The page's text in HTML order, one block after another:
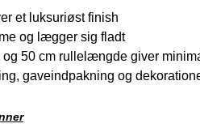
et luksuriøst finish
og lægger sig fladt
og 50 cm rullelængde giver
gaveindpakning og